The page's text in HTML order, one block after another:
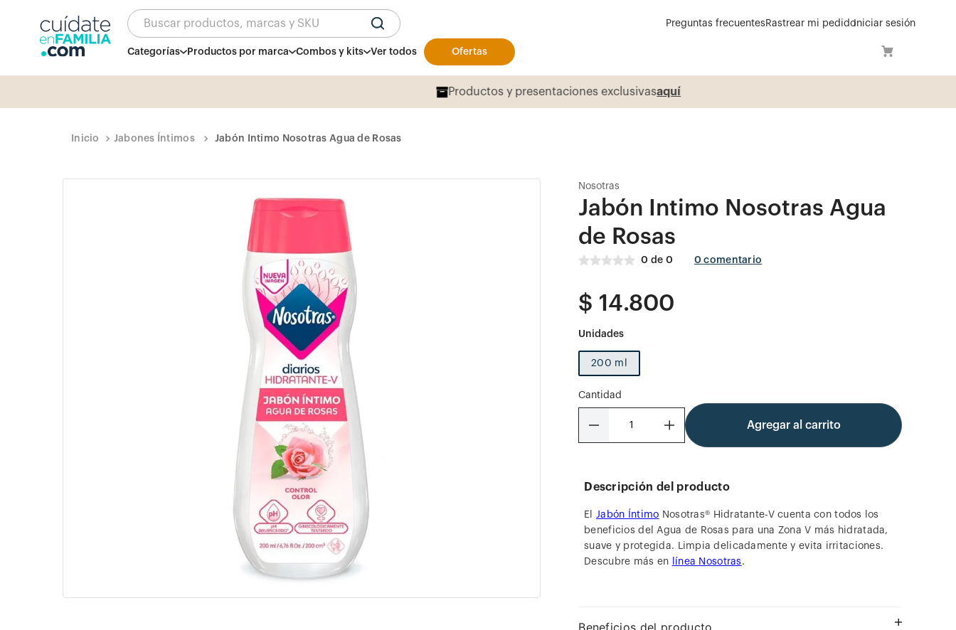
Buscar productos, marcas y SKU Preguntas frecuentes Rastrear mi pedidoIniciar sesión
Categorías Productos por marca Combos y kits Ver todos Ofertas
Productos y presentaciones exclusivasaquí
Jabones Íntimos Jabón Intimo Nosotras Agua de Rosas
Nosotras
Jabón Intimo Nosotras Agua
de Rosas
0 de 0 0 comentario
$ 14.800
200 ml
Cantidad
＋
－ Agregar al carrito
Descripción del producto
ElJabón Íntimo Nosotras® Hidratante-V cuenta con todos los
beneficios del Agua de Rosas para una Zona V más hidratada,
suave y protegida. Limpia delicadamente y evita irritaciones.
Descubre más en
línea Nosotras .
Beneficios del producto